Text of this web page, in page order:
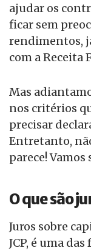
ajudar os
ficar sem
rendimentos,
com a Receita
Mas
nos critérios
precisar
Entretanto,
parece! Vamos
O que são
Juros sobre
JCP, é uma